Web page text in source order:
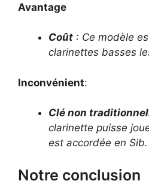
Avantage
Coût : Ce modèle
clarinettes basses
Inconvénient:
Clé non
clarinette puisse
est accordée en Sib.
Notre conclusion